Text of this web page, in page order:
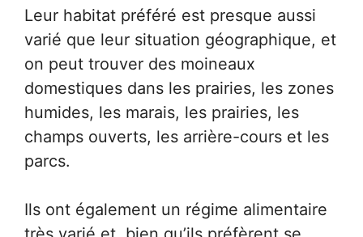
Leur habitat préféré est presque aussi
varié que leur situation géographique, et
on peut trouver des moineaux
domestiques dans les prairies, les zones
humides, les marais, les prairies, les
champs ouverts, les arrière-cours et les
parcs.
Ils ont également un régime alimentaire